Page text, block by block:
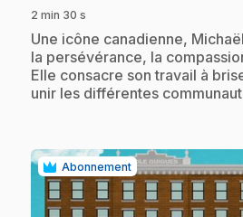
2 min 30 s
.Une icône canadienne,
la persévérance, la
Elle consacre son travail à
unir les différentes
Abonnement